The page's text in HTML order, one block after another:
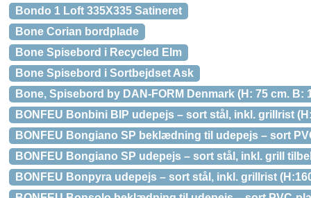
Bondo 1 Loft 335X335 Satineret
Bone Corian bordplade
Bone Spisebord i Recycled Elm
Bone Spisebord i Sortbejdset Ask
Bone, Spisebord by DAN-FORM Denmark (H: 75 cm. B:
BONFEU Bonbini BIP udepejs – sort stål, inkl. grillrist
BONFEU Bongiano SP beklædning til udepejs – sort
BONFEU Bongiano SP udepejs – sort stål, inkl. grill
BONFEU Bonpyra udepejs – sort stål, inkl. grillrist